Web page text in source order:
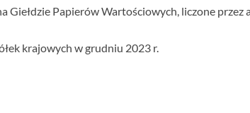
Giełdzie Papierów Wartościowych, liczone przez
krajowych w grudniu 2023 r.